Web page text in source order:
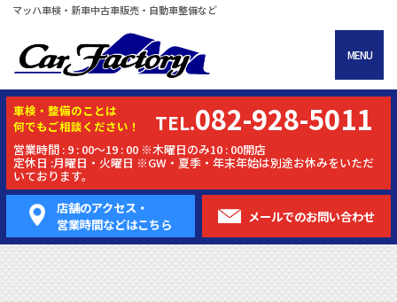
マッハ車検・新車中古車販売・自動車整備など
MENU
車検・ 整備のことは
何でもご相談ください！
TEL.082-928-5011
営業時間 : 9 : 00～19 : 00 ※木曜日のみ10 : 00開店
定休日 :月曜日・火曜日 ※GW・夏季・年末年始は別途お休みをいただ
いております。
店舗のアクセス・
営業時間などはこちら
メールでのお問い合わせ